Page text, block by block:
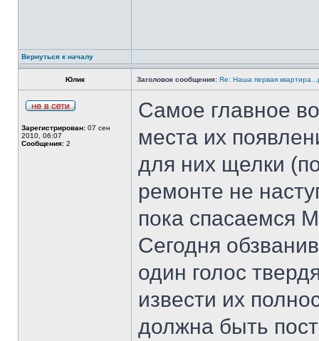
Вернуться к началу
Юлик Заголовок сообщения: Re: Наша первая
Зарегистрирован: 07 сен
2010, 06:07
Сообщения: 2
Самое главное
места их
для них щелки
ремонте не
пока спасаемся
Сегодня
один голос
извести их
должна быть